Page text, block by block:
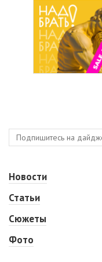
Новости
Статьи
Сюжеты
Фото